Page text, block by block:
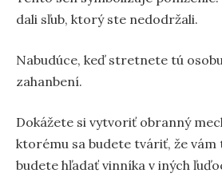
dali sľub, ktorý ste nedodržali.
Nabudúce, keď stretnete tú
zahanbení.
Dokážete si vytvoriť obranný
ktorému sa budete tváriť, že vám
budete hľadať vinníka v iných